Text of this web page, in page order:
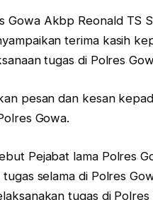
Gowa Akbp Reonald TS
terima kasih
tugas di Polres
pesan dan kesan
Gowa.
Pejabat lama Polres
selama di Polres
tugas di